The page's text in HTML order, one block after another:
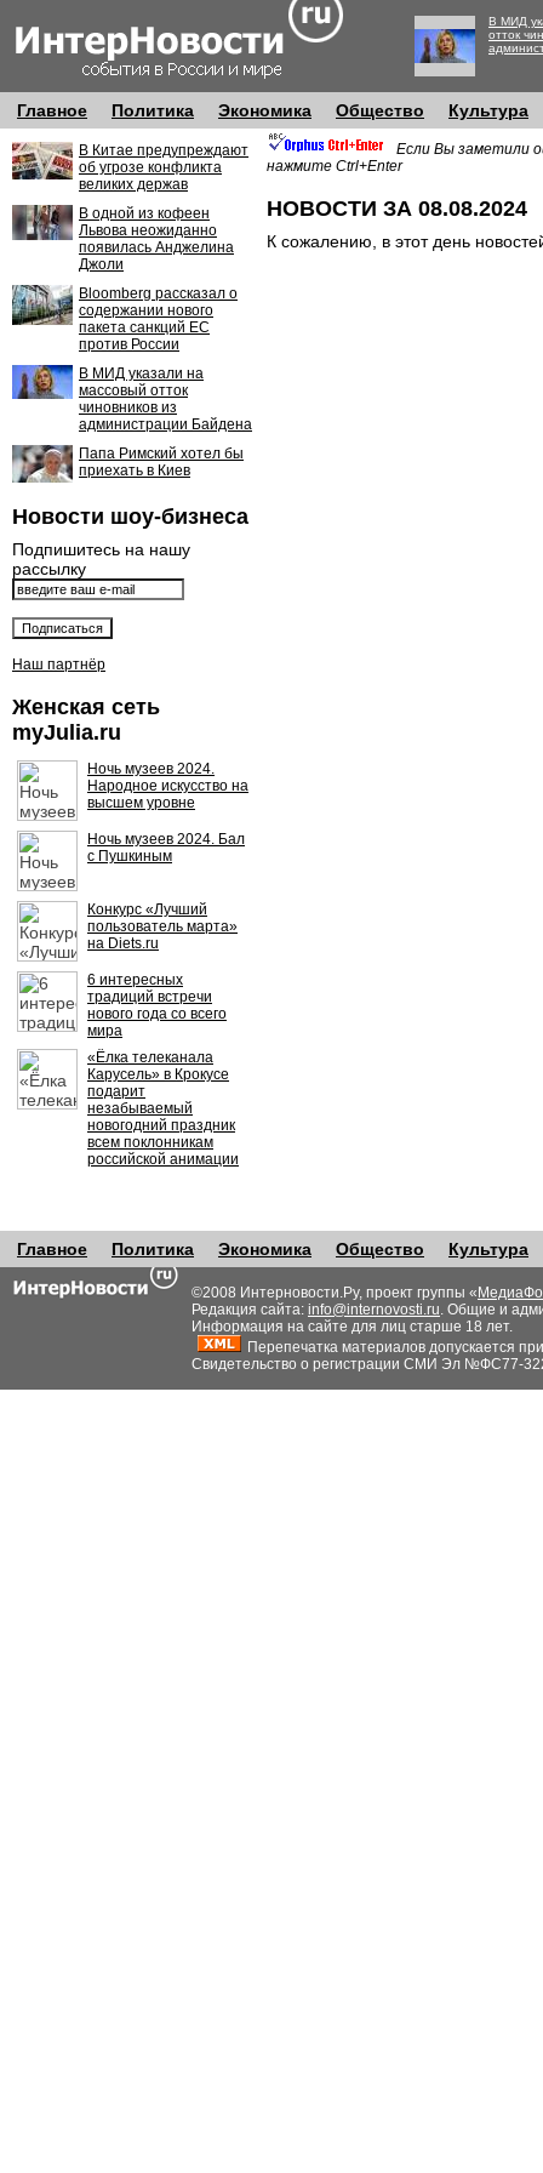
В МИД
отток
Главное Политика Экономика Общество Культура
В Китае предупреждают
об угрозе конфликта
великих держав
В одной из кофеен
Львова неожиданно
появилась Анджелина
Джоли
Bloomberg рассказал о
содержании нового
пакета санкций ЕС
против России
В МИД указали на
массовый отток
чиновников из
администрации Байдена
Папа Римский хотел бы
приехать в Киев
Новости шоу-бизнеса
Подпишитесь на нашу
рассылку
Наш партнёр
Женская сеть
myJulia.ru
Ночь музеев 2024.
Народное искусство на
высшем уровне
Ночь музеев 2024. Бал
с Пушкиным
Конкурс «Лучший
пользователь марта»
на Diets.ru
6 интересных
традиций встречи
нового года со всего
мира
«Ёлка телеканала
Карусель» в Крокусе
подарит
незабываемый
новогодний праздник
всем поклонникам
российской анимации
Если Вы заметили
нажмите Ctrl+Enter
НОВОСТИ ЗА 08.08.2024
К сожалению, в этот день
Главное Политика Экономика Общество Культура
©2008 Интерновости.Ру, проект группы «
Редакция сайта: info@internovosti.ru. Общие и
Информация на сайте для лиц старше 18 лет.
Перепечатка материалов допускается
Свидетельство о регистрации СМИ Эл №ФС77-